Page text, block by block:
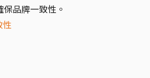
品牌一致性。
性